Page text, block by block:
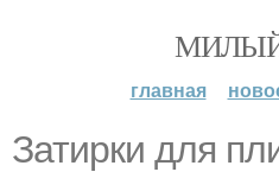
главная
Затирки для